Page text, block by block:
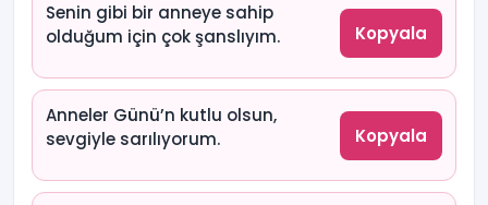
Senin gibi bir anneye sahip
olduğum için çok şanslıyım.
Kopyala
Anneler Günü’n kutlu olsun,
sevgiyle sarılıyorum.
Kopyala